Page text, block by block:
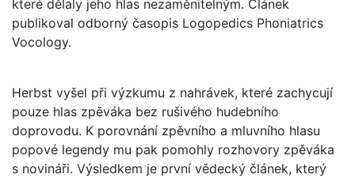
které dělaly jeho hlas nezaměnitelným. Článek
publikoval odborný časopis Logopedics Phoniatrics
Vocology.
Herbst vyšel při výzkumu z nahrávek, které zachycují
pouze hlas zpěváka bez rušivého hudebního
doprovodu. K porovnání zpěvního a mluvního hlasu
popové legendy mu pak pomohly rozhovory zpěváka
s novináři. Výsledkem je první vědecký článek, který